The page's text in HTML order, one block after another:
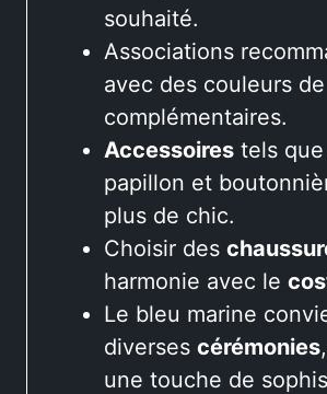
souhaité.
Associations
avec des couleurs de
complémentaires.
Accessoires tels
papillon et
plus de chic.
Choisir des
harmonie avec le
Le bleu marine
diverses cérémonies
une touche de